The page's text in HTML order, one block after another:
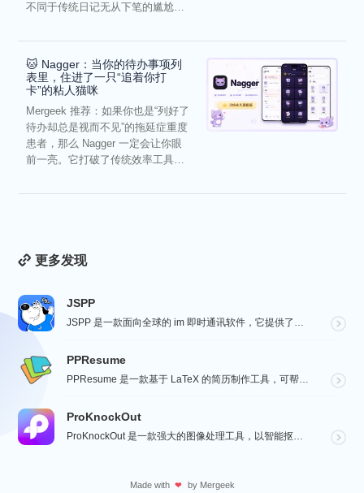
不同于传统日记无从下笔的尴尬，
🐱 Nagger：当你的待办事项列
表里，住进了一只“追着你打
卡”的粘人猫咪
Mergeek 推荐：如果你也是“列好了
待办却总是视而不见”的拖延症重度
患者，那么 Nagger 一定会让你眼
前一亮。它打破了传统效率工具冰
更多发现
JSPP
JSPP 是一款面向全球的 im 即时通讯软件，它提供了安全、稳定、高效的通讯服务，免费音视频通话，...
PPResume
PPResume 是一款基于 LaTeX 的简历制作工具，可帮助用户在几分钟内快速制作精美、排版良好...
ProKnockOut
ProKnockOut 是一款强大的图像处理工具，以智能抠图为核心，集成了图片合成、人像美容、照片编...
Made with ❤ by Mergeek